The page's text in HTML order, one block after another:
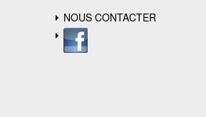
NOUS CONTACTER